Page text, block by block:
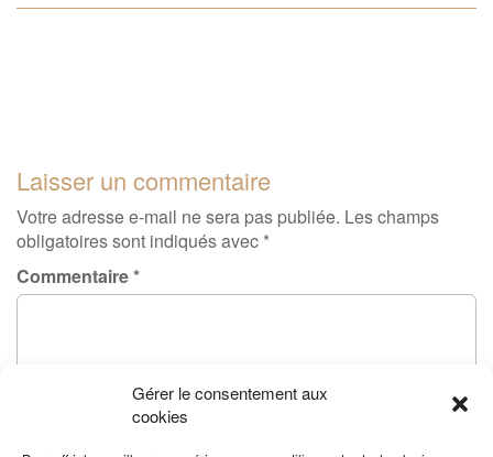
Gérer le consentement aux
cookies
Laisser un commentaire
Votre adresse e-mail ne sera pas publiée. Les champs
obligatoires sont indiqués avec *
Commentaire*